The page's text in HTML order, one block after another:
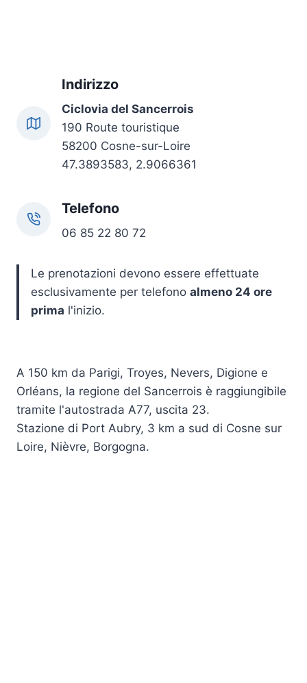
Indirizzo
Ciclovia del Sancerrois
190 Route touristique
58200 Cosne-sur-Loire
47.3893583, 2.9066361
Telefono
06 85 22 80 72
Le prenotazioni devono essere effettuate
esclusivamente per telefono almeno 24 ore
prima l'inizio.
A 150 km da Parigi, Troyes, Nevers, Digione e
Orléans, la regione del Sancerrois è raggiungibile
tramite l'autostrada A77, uscita 23.
Stazione di Port Aubry, 3 km a sud di Cosne sur
Loire, Nièvre, Borgogna.